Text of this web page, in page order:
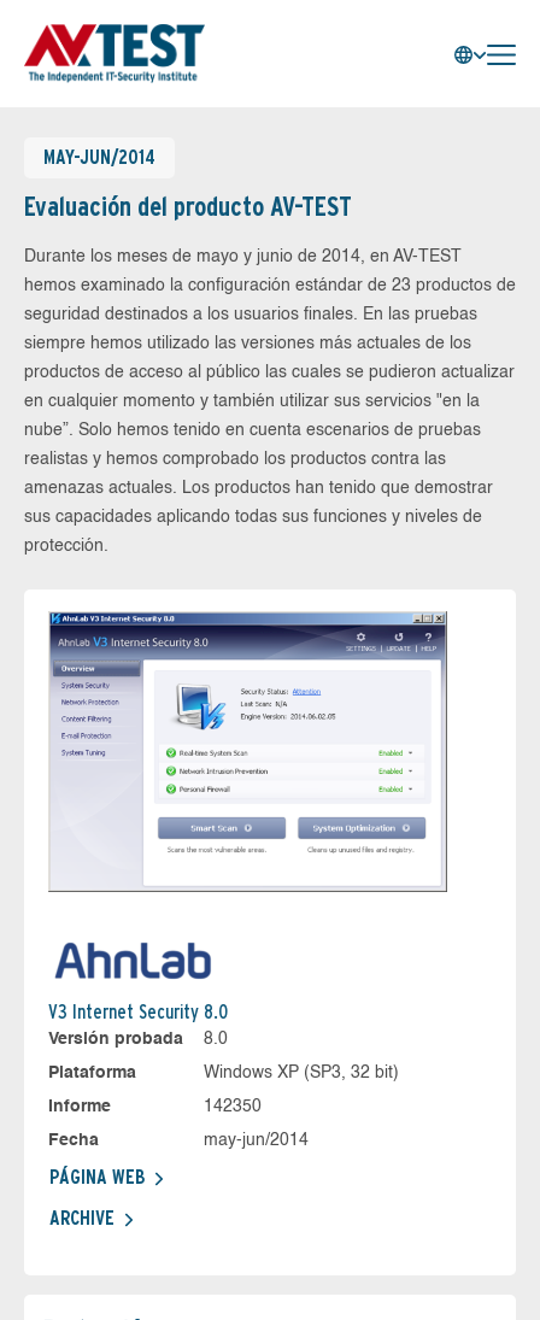
MAY-JUN/2014
Evaluación del producto AV-TEST
Durante los meses de mayo y junio de 2014, en AV-TEST
hemos examinado la configuración estándar de 23 productos de
seguridad destinados a los usuarios finales. En las pruebas
siempre hemos utilizado las versiones más actuales de los
productos de acceso al público las cuales se pudieron actualizar
en cualquier momento y también utilizar sus servicios "en la
nube”. Solo hemos tenido en cuenta escenarios de pruebas
realistas y hemos comprobado los productos contra las
amenazas actuales. Los productos han tenido que demostrar
sus capacidades aplicando todas sus funciones y niveles de
protección.
V3 Internet Security 8.0
Versión probada
8.0
Plataforma
Windows XP (SP3, 32 bit)
Informe
142350
Fecha
may-jun/2014
PÁGINA WEB
ARCHIVE